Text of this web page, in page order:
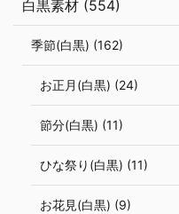
白黒素材 (554)
季節(白黒) (162)
お正月(白黒) (24)
節分(白黒) (11)
ひな祭り(白黒) (11)
お花見(白黒) (9)